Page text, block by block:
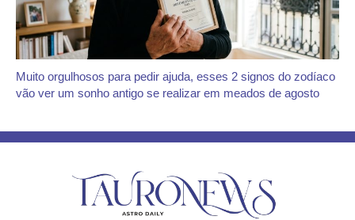
Muito orgulhosos para pedir ajuda, esses 2 signos do zodíaco
vão ver um sonho antigo se realizar em meados de agosto